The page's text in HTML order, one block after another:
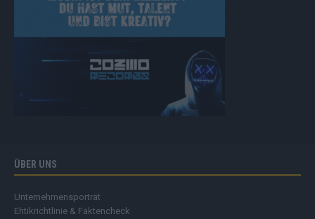
ÜBER UNS
Unternehmensporträt
Ehtikrichtlinie & Faktencheck